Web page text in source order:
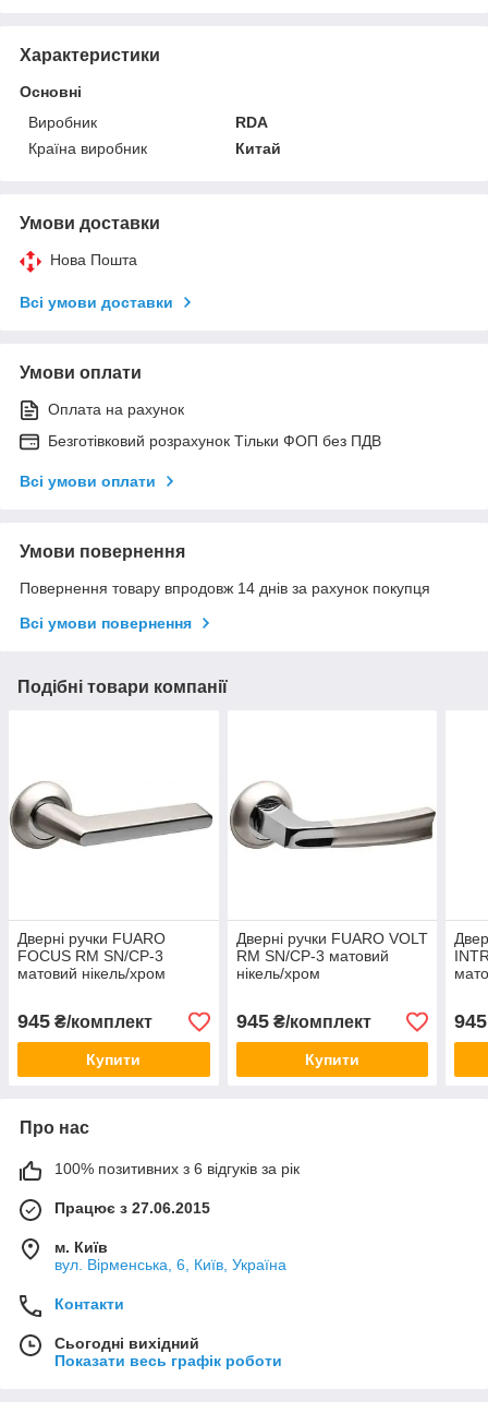
Характеристики
Основні
Виробник
RDA
Країна виробник
Китай
Умови доставки
Нова Пошта
Всі умови доставки
Умови оплати
Оплата на рахунок
Безготівковий розрахунок Тільки ФОП без ПДВ
Всі умови оплати
Умови повернення
Повернення товару впродовж 14 днів за рахунок покупця
Всі умови повернення
Подібні товари компанії
Дверні ручки FUARO
FOCUS RM SN/CP-3
матовий нікель/хром
945 ₴/комплект
Купити
Дверні ручки FUARO VOLT
RM SN/CP-3 матовий
нікель/хром
945₴/комплект
Купити
945
Про нас
100% позитивних з 6 відгуків за рік
Працює з 27.06.2015
м. Київ
вул. Вірменська, 6, Київ, Україна
Контакти
Сьогодні вихідний
Показати весь графік роботи